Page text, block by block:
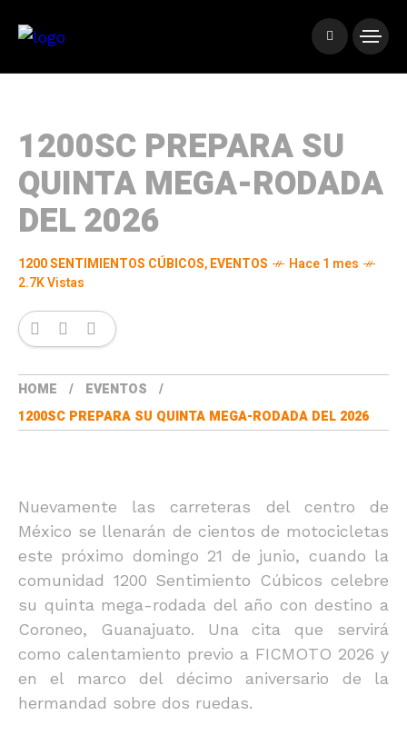
1200SC PREPARA SU
QUINTA MEGA-RODADA
DEL 2026
1200 SENTIMIENTOS CÚBICOS,EVENTOS
Hace 1 mes
2.7K Vistas
HOME
EVENTOS
1200SC PREPARA SU QUINTA MEGA-RODADA DEL 2026
Nuevamente las carreteras del centro de
México se llenarán de cientos de motocicletas
este próximo domingo 21 de junio, cuando la
comunidad 1200 Sentimiento Cúbicos celebre
su quinta mega-rodada del año con destino a
Coroneo, Guanajuato. Una cita que servirá
como calentamiento previo a FICMOTO 2026 y
en el marco del décimo aniversario de la
hermandad sobre dos ruedas.